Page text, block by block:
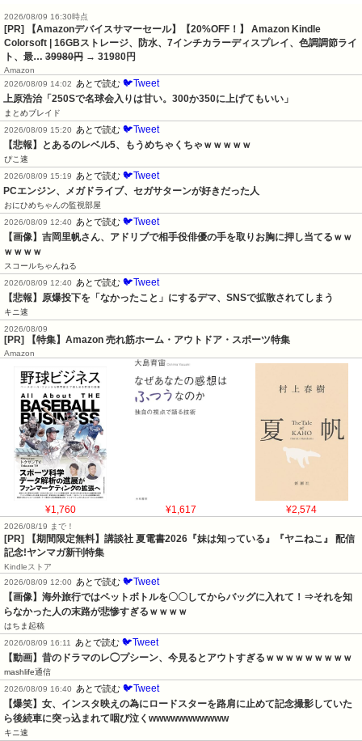
2026/08/09 16:30時点
[PR] 【Amazonデバイスサマーセール】【20%OFF！】 Amazon Kindle
Colorsoft | 16GBストレージ、防水、7インチカラーディスプレイ、色調調節ライ
ト、最… 39980円 → 31980円
Amazon
2026/08/09 14:02
あとで読む 🐦Tweet
上原浩治「250Sで名球会入りは甘い。300か350に上げてもいい」
まとめブレイド
2026/08/09 15:20
あとで読む 🐦Tweet
【悲報】とあるのレベル5、もうめちゃくちゃｗｗｗｗｗ
ぴこ速
2026/08/09 15:19
あとで読む 🐦Tweet
PCエンジン、メガドライブ、セガサターンが好きだった人
おにひめちゃんの監視部屋
2026/08/09 12:40
あとで読む 🐦Tweet
【画像】吉岡里帆さん、アドリブで相手役俳優の手を取りお胸に押し当てるｗｗ
ｗｗｗｗ
スコールちゃんねる
2026/08/09 12:40
あとで読む 🐦Tweet
【悲報】原爆投下を「なかったこと」にするデマ、SNSで拡散されてしまう
キニ速
2026/08/09
[PR] 【特集】Amazon 売れ筋ホーム・アウトドア・スポーツ特集
Amazon
¥1,760 ¥1,617 ¥2,574
2026/08/19 まで！
[PR] 【期間限定無料】講談社 夏電書2026『妹は知っている』『ヤニねこ』 配信
記念!ヤンマガ新刊特集
Kindleストア
2026/08/09 12:00
あとで読む 🐦Tweet
【画像】海外旅行ではペットボトルを〇〇してからバッグに入れて！⇒それを知
らなかった人の末路が悲惨すぎるｗｗｗｗ
はちま起稿
2026/08/09 16:11
あとで読む 🐦Tweet
【動画】昔のドラマのレ◯プシーン、今見るとアウトすぎるｗｗｗｗｗｗｗｗｗ
mashlife通信
2026/08/09 16:40
あとで読む 🐦Tweet
【爆笑】女、インスタ映えの為にロードスターを路肩に止めて記念撮影していた
ら後続車に突っ込まれて咽び泣くwwwwwwwwwww
キニ速